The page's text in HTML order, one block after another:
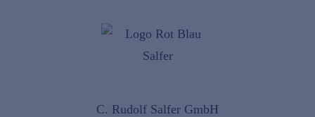
C. Rudolf Salfer GmbH